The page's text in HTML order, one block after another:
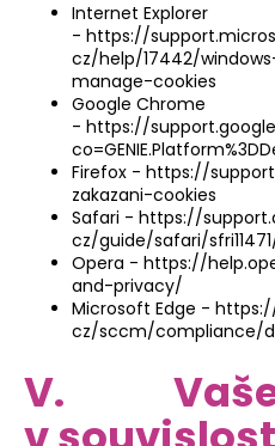
Internet Explorer
- https://
cz/help/17442/
manage-cookies
Google Chrome
- https://
Firefox - https://
zakazani-cookies
Safari - https://
cz/guide/safari/
Opera - https://
and-privacy/
Microsoft Edge -
cz/sccm/compliance/
V. Vaše